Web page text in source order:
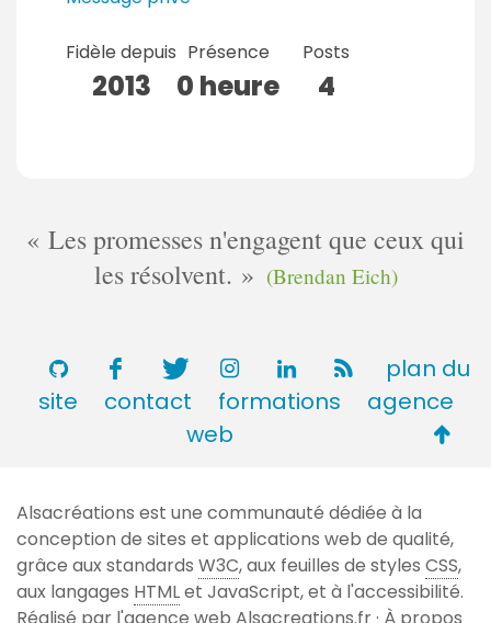
Fidèle depuis
2013
Présence
0 heure
Posts
4
Les promesses n'engagent que ceux qui
les résolvent.
(Brendan Eich)
plan du
site
contact formations
agence
web
de
page
Alsacréations est une communauté dédiée à la
conception de sites et applications web de qualité,
grâce aux standards W3C, aux feuilles de styles CSS,
aux langages HTMLet JavaScript, et à l'accessibilité.